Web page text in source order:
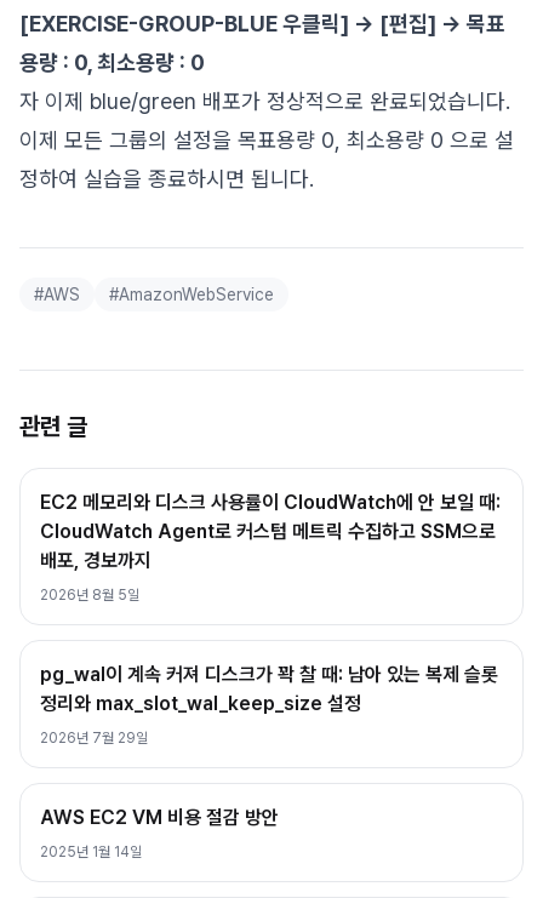
[EXERCISE-GROUP-BLUE 우클릭] -> [편집] -> 목표
용량 : 0, 최소용량 : 0
자 이제 blue/green 배포가 정상적으로 완료되었습니다.
이제 모든 그룹의 설정을 목표용량 0, 최소용량 0 으로 설
정하여 실습을 종료하시면 됩니다.
#AWS #AmazonWebService
관련 글
EC2 메모리와 디스크 사용률이 CloudWatch에 안 보일 때:
CloudWatch Agent로 커스텀 메트릭 수집하고 SSM으로
배포, 경보까지
2026년 8월 5일
pg_wal이 계속 커져 디스크가 꽉 찰 때: 남아 있는 복제 슬롯
정리와 max_slot_wal_keep_size 설정
2026년 7월 29일
AWS EC2 VM 비용 절감 방안
2025년 1월 14일